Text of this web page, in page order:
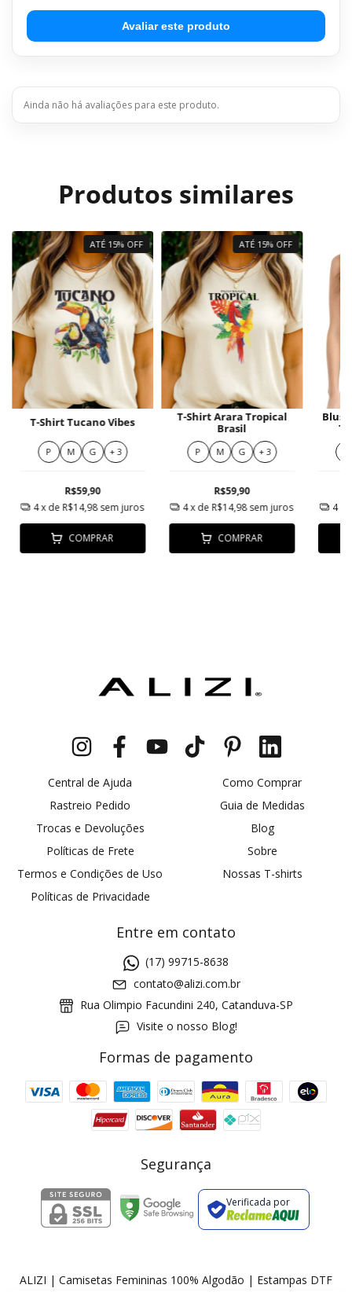
Avaliar este produto
Ainda não há avaliações para este produto.
Produtos similares
ATÉ 15% OFF
T-Shirt Tucano Vibes
P M G + 3
R$59,90
4x de R$14,98 sem juros
COMPRAR
ATÉ 15% OFF
T-Shirt Arara Tropical
Brasil
P M G + 3
R$59,90
4x de R$14,98sem juros
COMPRAR
4
Central de Ajuda
Rastreio Pedido
Trocas e Devoluções
Políticas de Frete
Termos e Condições de Uso
Políticas de Privacidade
Como Comprar
Guia de Medidas
Blog
Sobre
Nossas T-shirts
Entre em contato
(17) 99715-8638
contato@alizi.com.br
Rua Olimpio Facundini 240, Catanduva-SP
Visite o nosso Blog!
Formas de pagamento
Segurança
Verificada por
ALIZI | Camisetas Femininas 100% Algodão | Estampas DTF
Cupom 1a compra: GANHE5
2 pecas 7% OFF